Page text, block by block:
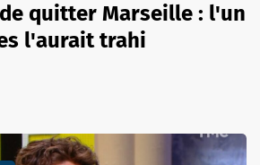
quitter Marseille : l'un
l'aurait trahi